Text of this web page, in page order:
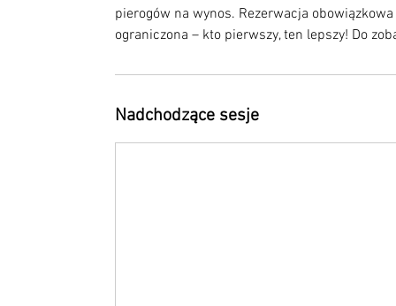
pierogów na wynos. Rezerwacja
ograniczona – kto pierwszy, ten lepszy! Do
Nadchodzące sesje